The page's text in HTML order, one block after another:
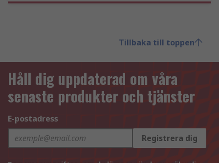
Tillbaka till toppen
Håll dig uppdaterad om våra
senaste produkter och tjänster
E-postadress
Registrera dig